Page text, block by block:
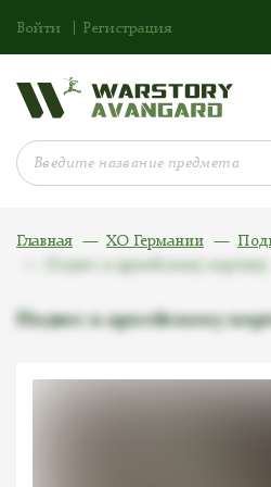
Войти Регистрация
Главная ХО Германии
Подвес к армейскому